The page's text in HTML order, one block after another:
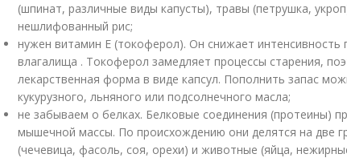
(шпинат, различные виды капусты), травы (петрушка,
нешлифованный рис;
нужен витамин Е (токоферол). Он снижает интенсивность
влагалища . Токоферол замедляет процессы старения,
лекарственная форма в виде капсул. Пополнить запас
кукурузного, льняного или подсолнечного масла;
не забываем о белках. Белковые соединения (протеины)
мышечной массы. По происхождению они делятся на две
(чечевица, фасоль, соя, орехи) и животные (яйца,